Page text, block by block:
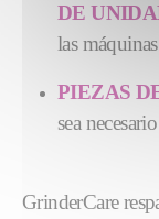
DE
las máquinas
PIEZAS
sea necesario
GrinderCare